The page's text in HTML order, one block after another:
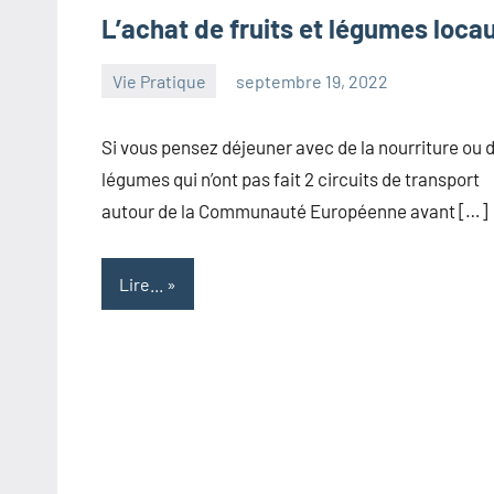
L’achat de fruits et légumes
Vie Pratique septembre 19, 2022
Si vous pensez déjeuner avec de la nourriture ou
légumes qui n’ont pas fait 2 circuits de transport
autour de la Communauté Européenne avant […]
Lire...